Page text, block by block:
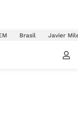
Brasil Javier